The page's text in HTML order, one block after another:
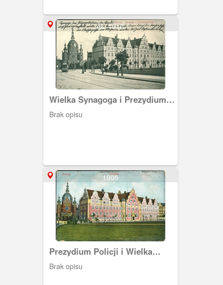
Prezydium Policji, w prawo Wielka
Synagoga
ok. 1910
Wielka Synagoga i Prezydium
Policji
Brak opisu
1905
Prezydium Policji i Wielka
Synagoga
Brak opisu